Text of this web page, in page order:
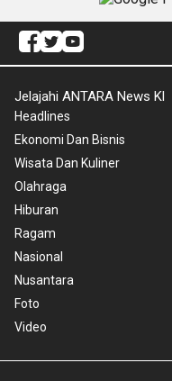
Jelajahi ANTARA News Kl
Headlines
Ekonomi Dan Bisnis
Wisata Dan Kuliner
Olahraga
Hiburan
Ragam
Nasional
Nusantara
Foto
Video